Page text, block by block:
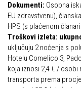
Dokumenti: Osobna
EU zdravstvenu),
HPS (s plaćenom
Troškovi izleta:
uključuju 2 noćenja s
Hotelu Comelico 3,
koja iznosi 2,4 € / osobi
transporta prema